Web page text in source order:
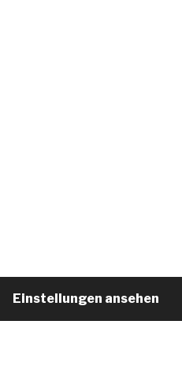
Einstellungen ansehen